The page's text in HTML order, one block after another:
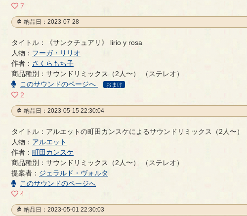
7
納品日：2023-07-28
《サンクチュアリ》 lirio y rosa
タイトル：《サンクチュアリ》 lirio y rosa
人物： フーガ・リリオ
作者： さくらもち子
商品種別：サウンドリミックス（2人〜） （ステレオ）
このサウンドのページへ
おまけ
2
納品日：2023-05-15 22:30:04
アルエットの町田カンスケによるサウンドリミックス（2人〜）
タイトル：アルエットの町田カンスケによるサウンドリミックス（2人〜）
人物： アルエット
作者： 町田カンスケ
商品種別：サウンドリミックス（2人〜） （ステレオ）
提案者： ジェラルド・ヴォルタ
このサウンドのページへ
4
納品日：2023-05-01 22:30:03